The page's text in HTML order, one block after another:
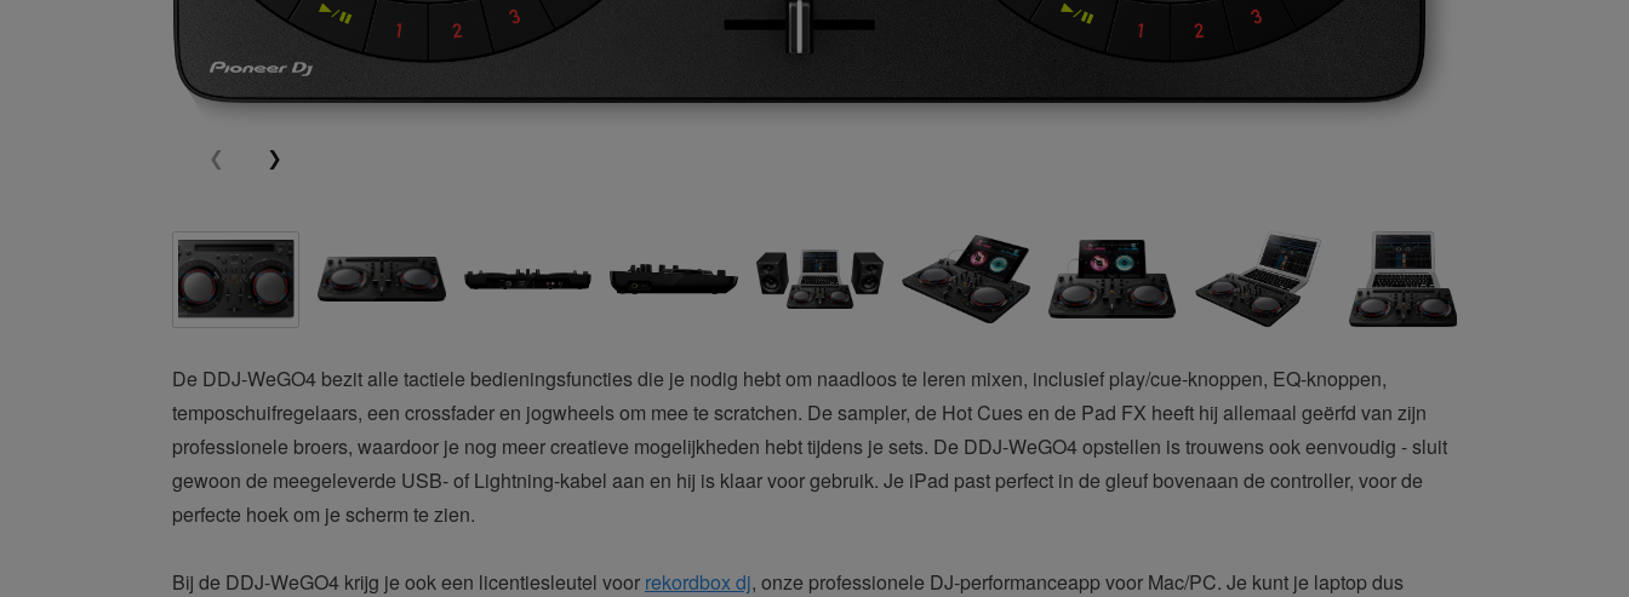
De DDJ-WeGO4 bezit alle tactiele bedieningsfuncties die je nodig hebt om naadloos te leren mixen, inclusief play/cue-knoppen, EQ-knoppen,
temposchuifregelaars, een crossfader en jogwheels om mee te scratchen. De sampler, de Hot Cues en de Pad FX heeft hij allemaal geërfd van zijn
professionele broers, waardoor je nog meer creatieve mogelijkheden hebt tijdens je sets. De DDJ-WeGO4 opstellen is trouwens ook eenvoudig - sluit
gewoon de meegeleverde USB- of Lightning-kabel aan en hij is klaar voor gebruik. Je iPad past perfect in de gleuf bovenaan de controller, voor de
perfecte hoek om je scherm te zien.
Bij de DDJ-WeGO4 krijg je ook een licentiesleutel voor rekordbox dj, onze professionele DJ-performanceapp voor Mac/PC. Je kunt je laptop dus